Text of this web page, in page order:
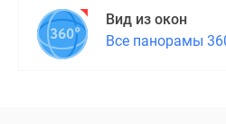
Вид из окон
Все панорамы